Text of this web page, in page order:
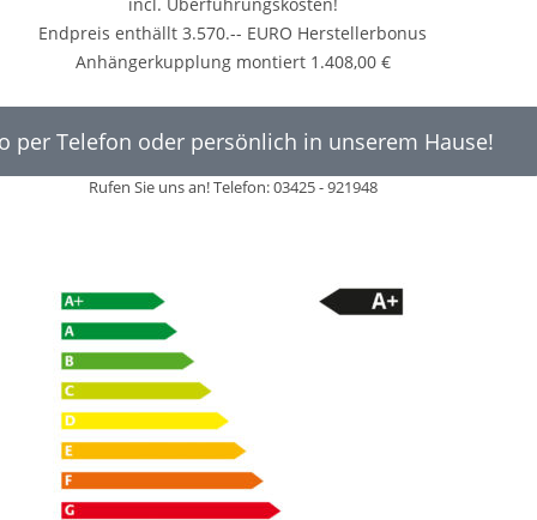
Endpreis enthällt 3.570.-- EURO Herstellerbonus
Anhängerkupplung montiert 1.408,00 €
per Telefon oder persönlich in unserem Hause!
Rufen Sie uns an! Telefon: 03425 - 921948